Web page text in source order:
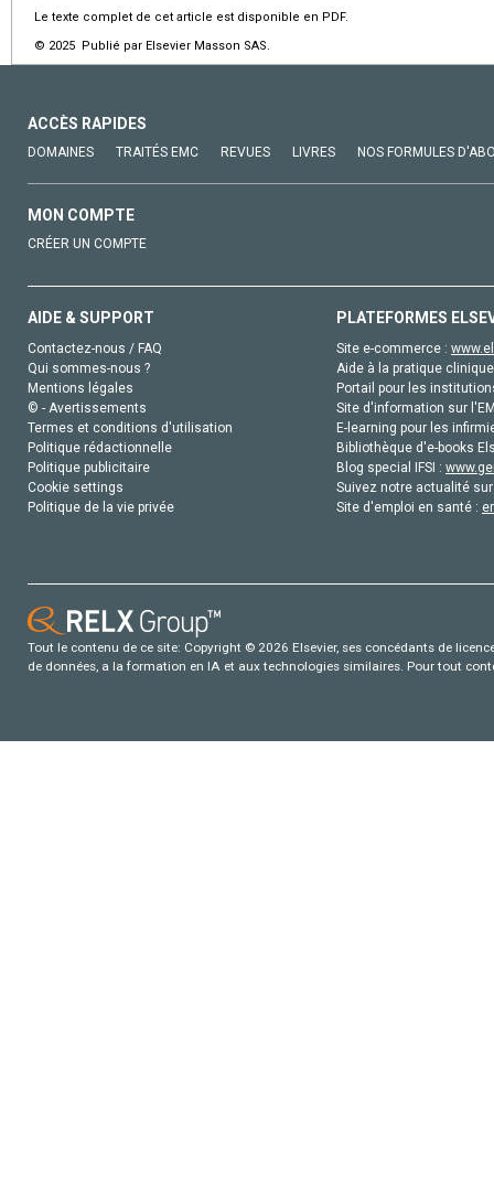
Le texte complet de cet article est disponible en PDF.
© 2025 Publié par Elsevier Masson SAS.
ACCÈS RAPIDES
DOMAINES TRAITÉS EMC REVUES LIVRES NOS FORMULES
MON COMPTE
CRÉER UN COMPTE
AIDE & SUPPORT
Contactez-nous / FAQ
Qui sommes-nous ?
Mentions légales
© - Avertissements
Termes et conditions d'utilisation
Politique rédactionnelle
Politique publicitaire
Cookie settings
Politique de la vie privée
PLATEFORMES
Site e-commerce :
Aide à la pratique
Portail pour les
Site d'information sur
E-learning pour les
Bibliothèque d'e-books
Blog special IFSI :
Suivez notre actualité
Site d'emploi en santé :
Tout le contenu de ce site: Copyright © 2026 Elsevier, ses concédants de
de données, a la formation en IA et aux technologies similaires. Pour tout